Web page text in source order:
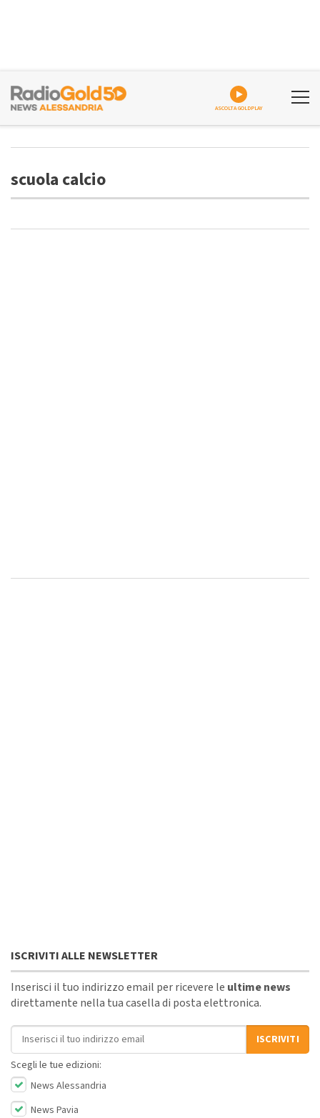
ASCOLTA GOLDPLAY
scuola calcio
ISCRIVITI ALLE NEWSLETTER
Inserisci il tuo indirizzo email per ricevere le ultime news
direttamente nella tua casella di posta elettronica.
Indirizzo email
ISCRIVITI
Scegli le tue edizioni:
News Alessandria
News Pavia